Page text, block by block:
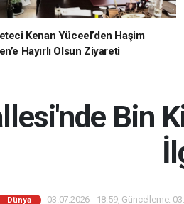
Kenan Yüceel’den Haşim
Hayırlı Olsun Ziyareti
Bin
Dünya 03.07.2026 - 18:59, Güncelleme: